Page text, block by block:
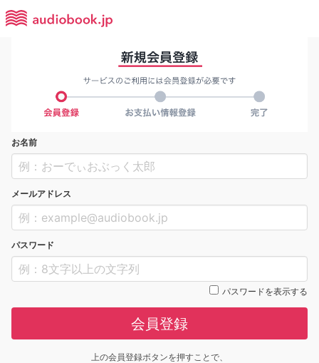
お名前
メールアドレス
パスワード
パスワードを表示する
会員登録
上の会員登録ボタンを押すことで、